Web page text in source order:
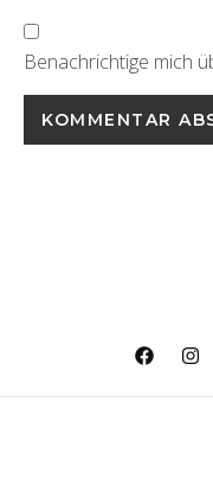
Benachrichtige mich